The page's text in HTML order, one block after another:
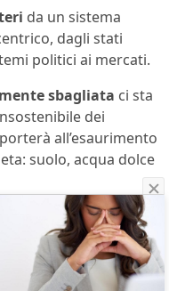
da un sistema
dagli stati
politici ai mercati.
sbagliata ci sta
dei
all’esaurimento
suolo, acqua dolce
genomica e le
trasformando
e stanno
nelle mani